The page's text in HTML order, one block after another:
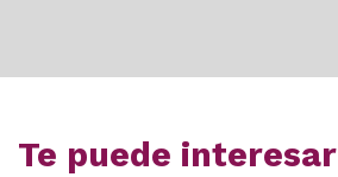
Te puede interesar